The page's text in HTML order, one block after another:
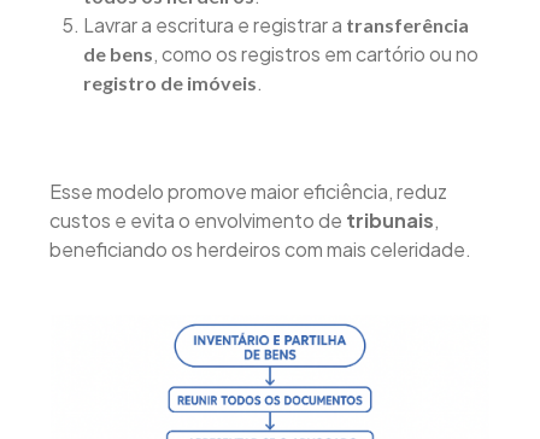
Lavrar a escritura e registrar a transferência
de bens, como os registros em cartório ou no
registro de imóveis.
Esse modelo promove maior eficiência, reduz
custos e evita o envolvimento de tribunais,
beneficiando os herdeiros com mais celeridade.